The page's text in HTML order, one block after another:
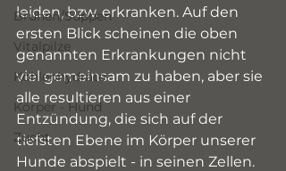
Brühen/Suppen
Vitalpilze
Kohlenhydrate
Körper - Hund
Zucht
leiden, bzw. erkranken. Auf den
ersten Blick scheinen die oben
genannten Erkrankungen nicht
viel gemeinsam zu haben, aber sie
alle resultieren aus einer
Entzündung, die sich auf der
tiefsten Ebene im Körper unserer
Hunde abspielt - in seinen Zellen.